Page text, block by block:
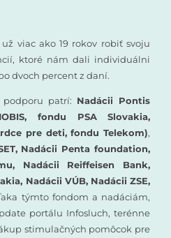
viac ako 19 rokov robiť svoju
ktoré nám dali individuálni
dvoch percent z daní.
patrí: Nadácii Pontis
fondu PSA Slovakia,
pre deti, fondu Telekom),
Nadácii Penta foundation,
Nadácii Reiffeisen Bank,
Nadácii VÚB, Nadácii ZSE,
týmto fondom a nadáciám,
portálu Infosluch, terénne
stimulačných pomôcok pre